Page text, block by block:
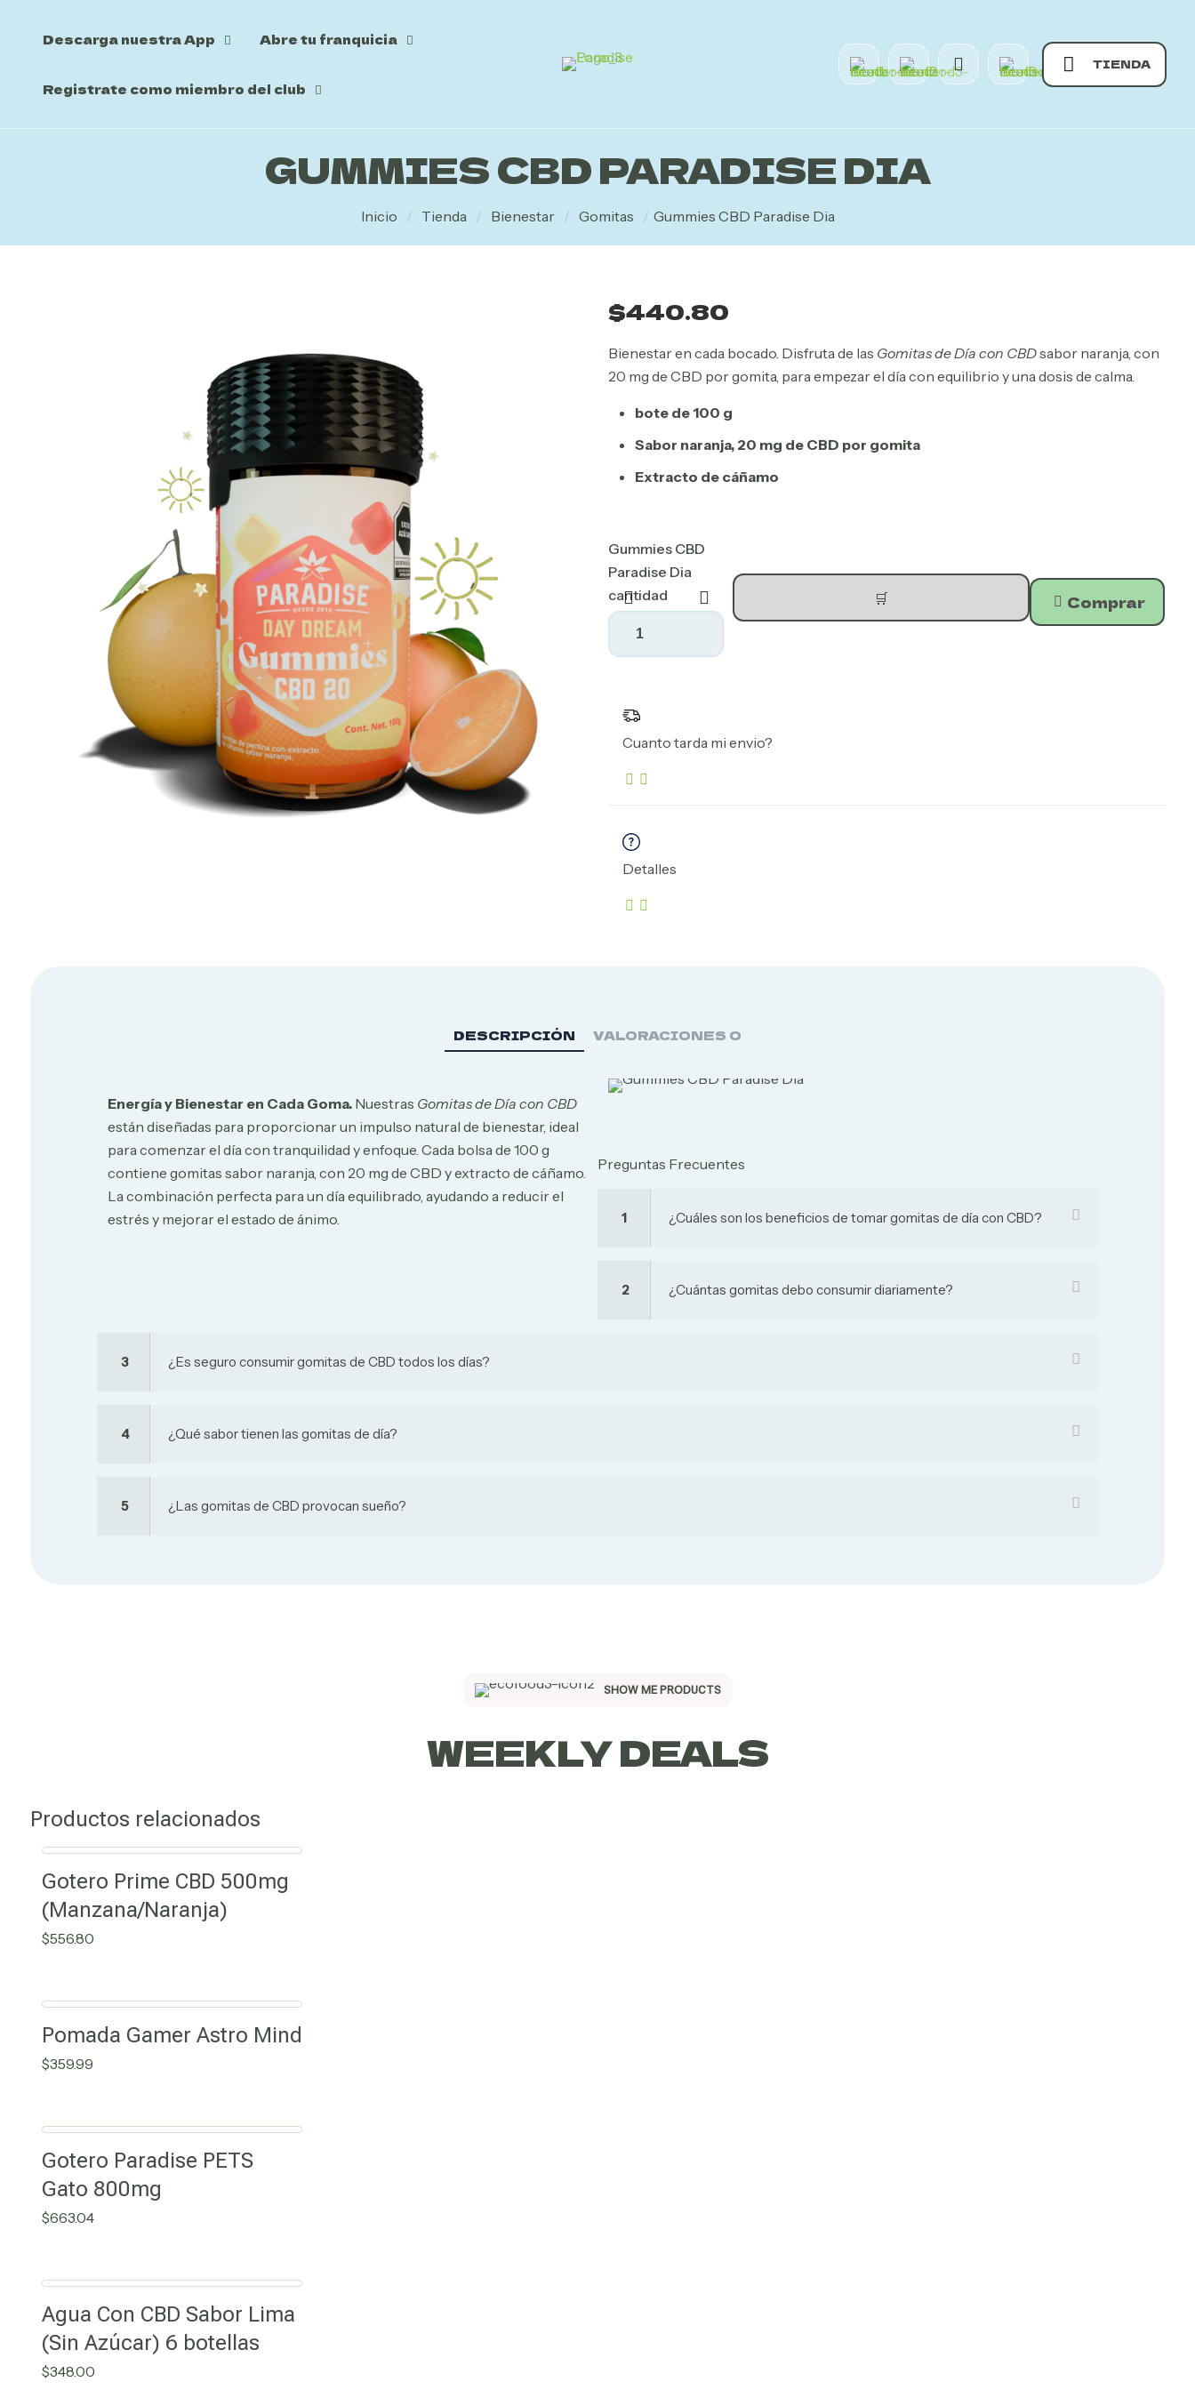
Descarga nuestra App Abre tu franquicia
Registrate como miembro del club
TIENDA
GUMMIES CBD PARADISE DIA
Inicio / Tienda / Bienestar / Gomitas / Gummies CBD Paradise Dia
$440.80
Bienestar en cada bocado. Disfruta de las Gomitas de Día con CBDsabor naranja, con
20 mg de CBD por gomita, para empezar el día con equilibrio y una dosis de calma.
bote de 100 g
Sabor naranja, 20 mg de CBD por gomita
Extracto de cáñamo
Gummies CBD
Paradise Dia
cantidad
🛒 Comprar
Cuanto tarda mi envio?
Detalles
DESCRIPCIÓN VALORACIONES 0
Energía y Bienestar en Cada Goma. Nuestras Gomitas de Día con CBD
están diseñadas para proporcionar un impulso natural de bienestar, ideal
para comenzar el día con tranquilidad y enfoque. Cada bolsa de 100 g
contiene gomitas sabor naranja, con 20 mg de CBD y extracto de cáñamo.
La combinación perfecta para un día equilibrado, ayudando a reducir el
estrés y mejorar el estado de ánimo.
Preguntas Frecuentes
1 ¿Cuáles son los beneficios de tomar gomitas de día con CBD?
2 ¿Cuántas gomitas debo consumir diariamente?
3 ¿Es seguro consumir gomitas de CBD todos los días?
4 ¿Qué sabor tienen las gomitas de día?
5 ¿Las gomitas de CBD provocan sueño?
SHOW ME PRODUCTS
WEEKLY DEALS
Productos relacionados
Gotero Prime CBD 500mg
(Manzana/Naranja)
$556.80
Pomada Gamer Astro Mind
$359.99
Gotero Paradise PETS
Gato 800mg
$663.04
Agua Con CBD Sabor Lima
(Sin Azúcar) 6 botellas
$348.00